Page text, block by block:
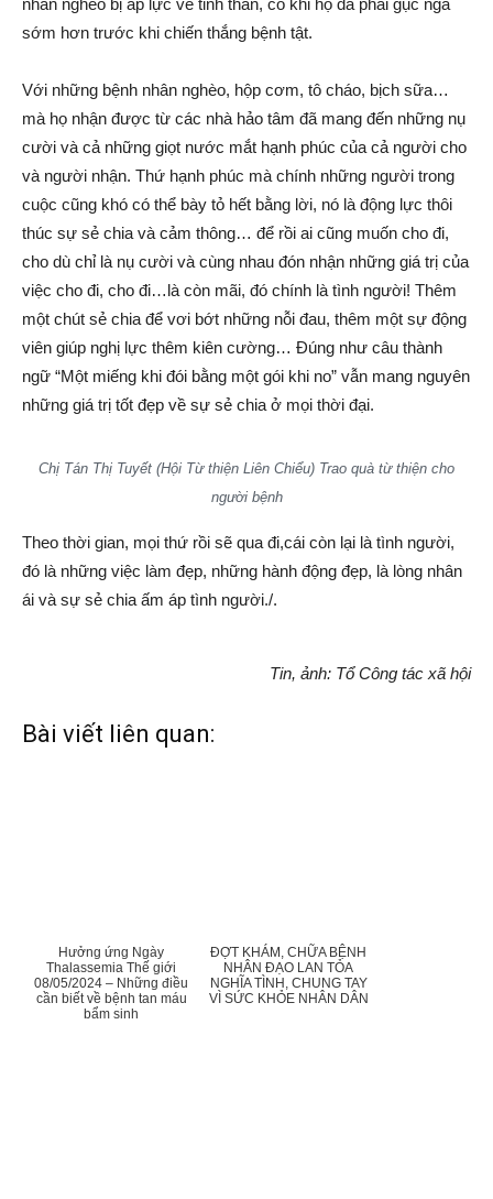
sớm hơn trước khi chiến thắng bệnh tật.
Với những bệnh nhân nghèo, hộp cơm, tô cháo, bịch sữa…
mà họ nhận được từ các nhà hảo tâm đã mang đến những nụ
cười và cả những giọt nước mắt hạnh phúc của cả người cho
và người nhận. Thứ hạnh phúc mà chính những người trong
cuộc cũng khó có thể bày tỏ hết bằng lời, nó là động lực thôi
thúc sự sẻ chia và cảm thông… để rồi ai cũng muốn cho đi,
cho dù chỉ là nụ cười và cùng nhau đón nhận những giá trị của
việc cho đi, cho đi…là còn mãi, đó chính là tình người! Thêm
một chút sẻ chia để vơi bớt những nỗi đau, thêm một sự động
viên giúp nghị lực thêm kiên cường… Đúng như câu thành
ngữ “Một miếng khi đói bằng một gói khi no” vẫn mang nguyên
những giá trị tốt đẹp về sự sẻ chia ở mọi thời đại.
Chị Tán Thị Tuyết (Hội Từ thiện Liên Chiểu) Trao quà từ thiện cho
người bệnh
Theo thời gian, mọi thứ rồi sẽ qua đi,cái còn lại là tình người,
đó là những việc làm đẹp, những hành động đẹp, là lòng nhân
ái và sự sẻ chia ấm áp tình người./.
Tin, ảnh: Tổ Công tác xã hội
Bài viết liên quan:
Hưởng ứng Ngày
Thalassemia Thế giới
08/05/2024 – Những điều
cần biết về bệnh tan máu
bẩm sinh
ĐỢT KHÁM, CHỮA BỆNH
NHÂN ĐẠO LAN TỎA
NGHĨA TÌNH, CHUNG TAY
VÌ SỨC KHỎE NHÂN DÂN